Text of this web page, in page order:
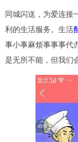
同城闪送，为爱连接
利的生活服务。生活
事小事麻烦事事事代
是无所不能，但我们